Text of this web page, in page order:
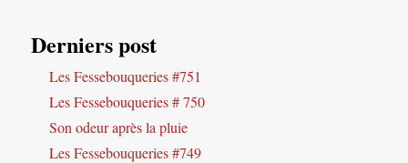
Derniers post
Les Fessebouqueries #751
Les Fessebouqueries # 750
Son odeur après la pluie
Les Fessebouqueries #749